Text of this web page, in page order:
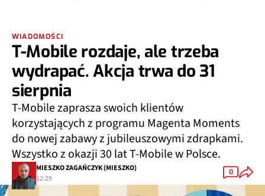
WIADOMOŚCI
T-Mobile rozdaje, ale trzeba
wydrapać. Akcja trwa do 31
sierpnia
T-Mobile zaprasza swoich klientów
korzystających z programu Magenta Moments
do nowej zabawy z jubileuszowymi zdrapkami.
Wszystko z okazji 30 lat T-Mobile w Polsce.
MIESZKO ZAGAŃCZYK (MIESZKO)
12:29
0